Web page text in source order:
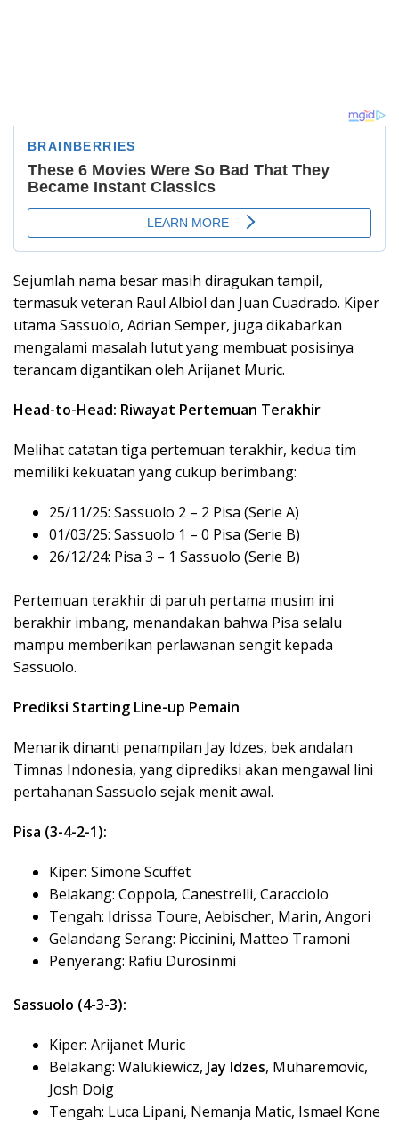
Sejumlah nama besar masih diragukan tampil,
termasuk veteran Raul Albiol dan Juan Cuadrado. Kiper
utama Sassuolo, Adrian Semper, juga dikabarkan
mengalami masalah lutut yang membuat posisinya
terancam digantikan oleh Arijanet Muric.
Head-to-Head: Riwayat Pertemuan Terakhir
Melihat catatan tiga pertemuan terakhir, kedua tim
memiliki kekuatan yang cukup berimbang:
25/11/25: Sassuolo 2 – 2 Pisa (Serie A)
01/03/25: Sassuolo 1 – 0 Pisa (Serie B)
26/12/24: Pisa 3 – 1 Sassuolo (Serie B)
Pertemuan terakhir di paruh pertama musim ini
berakhir imbang, menandakan bahwa Pisa selalu
mampu memberikan perlawanan sengit kepada
Sassuolo.
Prediksi Starting Line-up Pemain
Menarik dinanti penampilan Jay Idzes, bek andalan
Timnas Indonesia, yang diprediksi akan mengawal lini
pertahanan Sassuolo sejak menit awal.
Pisa (3-4-2-1):
Kiper: Simone Scuffet
Belakang: Coppola, Canestrelli, Caracciolo
Tengah: Idrissa Toure, Aebischer, Marin, Angori
Gelandang Serang: Piccinini, Matteo Tramoni
Penyerang: Rafiu Durosinmi
Sassuolo (4-3-3):
Kiper: Arijanet Muric
Belakang: Walukiewicz, Jay Idzes, Muharemovic,
Josh Doig
Tengah: Luca Lipani, Nemanja Matic, Ismael Kone